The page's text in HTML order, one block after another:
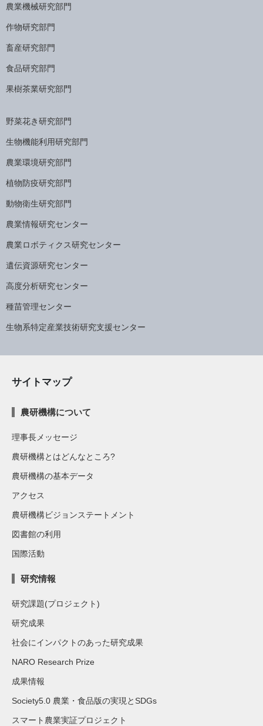
農業機械研究部門
作物研究部門
畜産研究部門
食品研究部門
果樹茶業研究部門
野菜花き研究部門
生物機能利用研究部門
農業環境研究部門
植物防疫研究部門
動物衛生研究部門
農業情報研究センター
農業ロボティクス研究センター
遺伝資源研究センター
高度分析研究センター
種苗管理センター
生物系特定産業技術研究支援センター
サイトマップ
農研機構について
理事長メッセージ
農研機構とはどんなところ?
農研機構の基本データ
アクセス
農研機構ビジョンステートメント
図書館の利用
国際活動
研究情報
研究課題(プロジェクト)
研究成果
社会にインパクトのあった研究成果
NARO Research Prize
成果情報
Society5.0 農業・食品版の実現とSDGs
スマート農業実証プロジェクト